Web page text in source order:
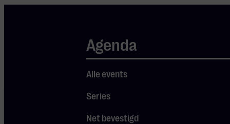
Agenda
Alle events
Series
Net bevestigd
blokkeren youtube.